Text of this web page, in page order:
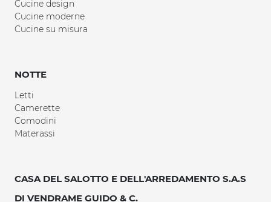
Cucine design
Cucine moderne
Cucine su misura
NOTTE
Letti
Camerette
Comodini
Materassi
CASA DEL SALOTTO E DELL'ARREDAMENTO S.A.S
DI VENDRAME GUIDO & C.